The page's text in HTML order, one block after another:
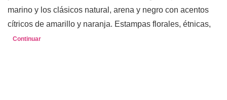
marino y los clásicos natural, arena y negro con acentos
cítricos de amarillo y naranja. Estampas florales, étnicas,
Continuar